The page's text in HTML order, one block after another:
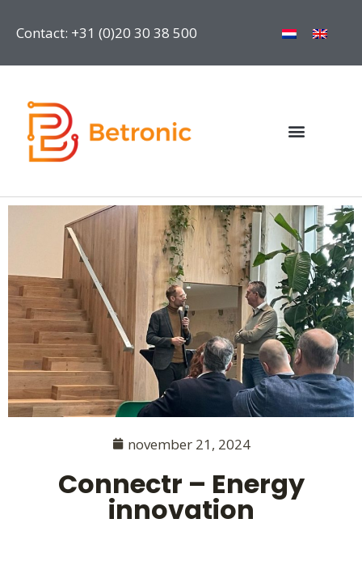
Contact: +31 (0)20 30 38 500
november 21, 2024
Connectr – Energy
innovation